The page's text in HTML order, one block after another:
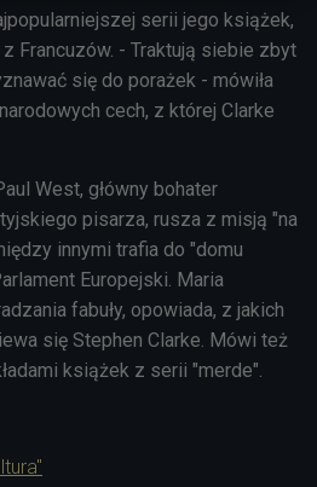
serii jego książek,
Francuzów. - Traktują siebie zbyt
się do porażek - mówiła
cech, z której Clarke
West, główny bohater
pisarza, rusza z misją "na
innymi trafia do "domu
Europejski. Maria
fabuły, opowiada, z jakich
się Stephen Clarke. Mówi też
książek z serii "merde".